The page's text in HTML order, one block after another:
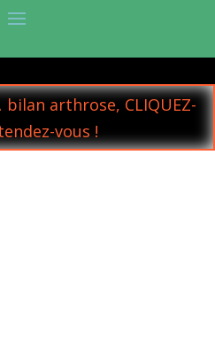
bilan arthrose, CLIQUEZ-
vous !